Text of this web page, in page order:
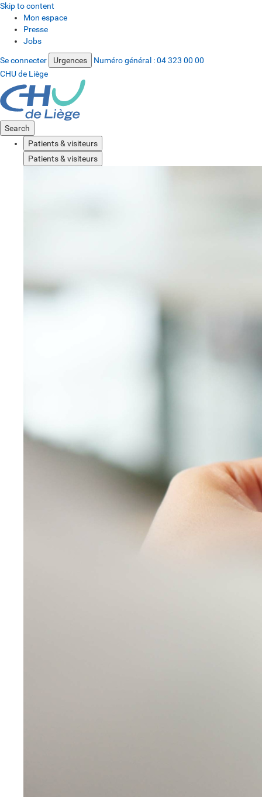
Skip to content
Mon espace
Presse
Jobs
Se connecter Urgences Numéro général :04 323 00 00
CHU de Liège
Search
Patients & visiteurs
Patients & visiteurs